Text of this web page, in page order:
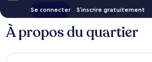
Se connecter S’inscrire gratuitement
À propos du quartier